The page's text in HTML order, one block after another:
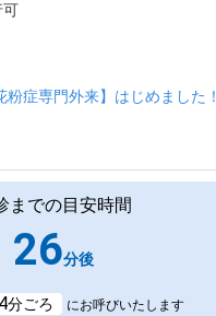
可
粉症専門外来】はじめました！
までの目安時間
26分後
分ごろ にお呼びいたします